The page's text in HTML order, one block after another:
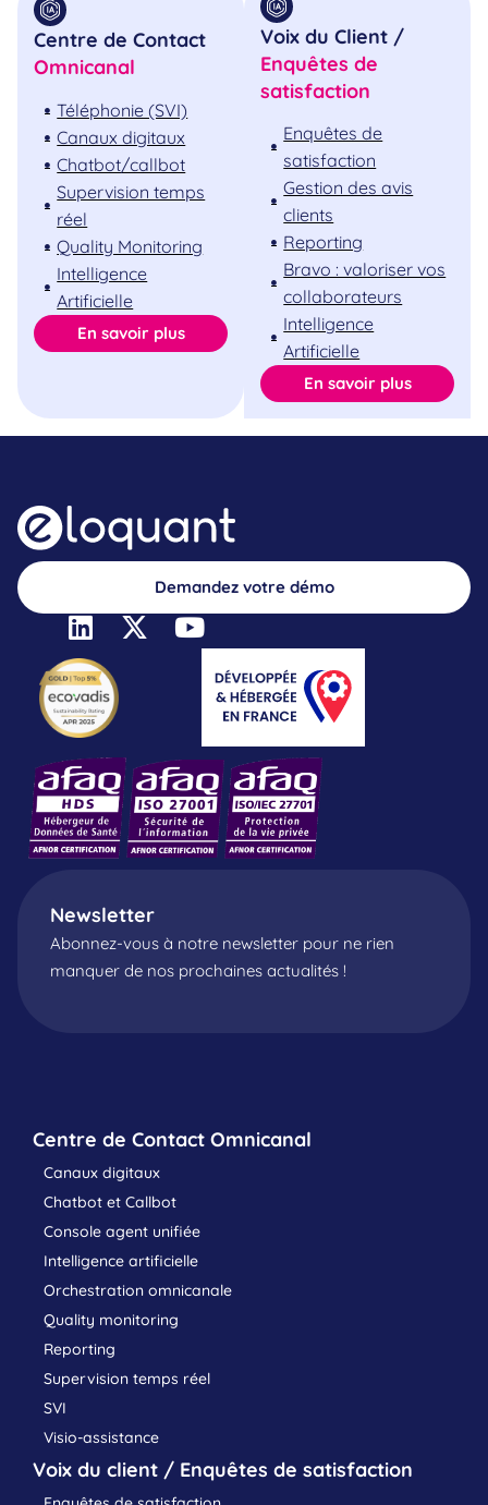
Centre de Contact
Omnicanal
Téléphonie (SVI)
Canaux digitaux
Chatbot/callbot
Supervision temps
réel
Quality Monitoring
Intelligence
Artificielle
En savoir plus
Voix du Client /
Enquêtes de
satisfaction
Enquêtes de
satisfaction
Gestion des avis
clients
Reporting
Bravo : valoriser vos
collaborateurs
Intelligence
Artificielle
En savoir plus
Demandez votre démo
Newsletter
Abonnez-vous à notre newsletter pour ne rien
manquer de nos prochaines actualités !
Centre de Contact Omnicanal
Canaux digitaux
Chatbot et Callbot
Console agent unifiée
Intelligence artificielle
Orchestration omnicanale
Quality monitoring
Reporting
Supervision temps réel
SVI
Visio-assistance
Voix du client / Enquêtes de satisfaction